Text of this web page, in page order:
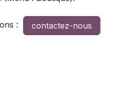
: contactez-nous